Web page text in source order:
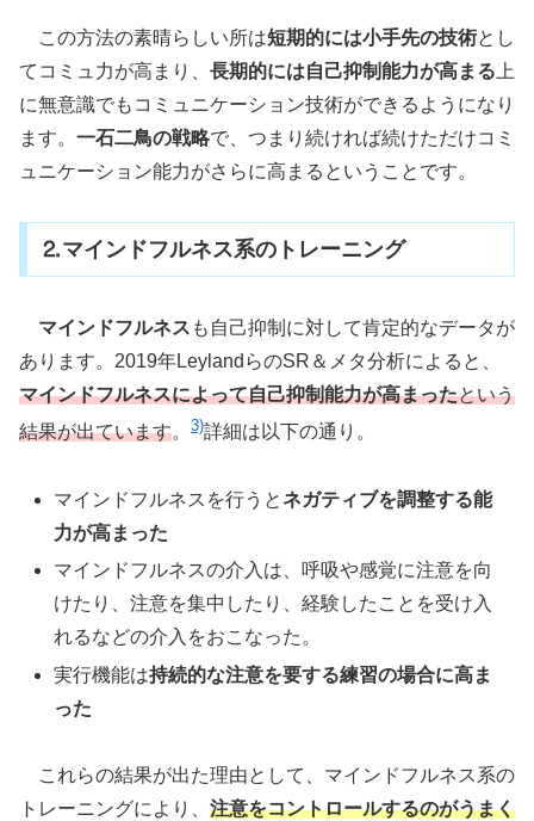
この方法の素晴らしい所は短期的には小手先の技術とし
てコミュ力が高まり、 長期的には自己抑制能力が高まる 上
に無意識でもコミュニケーション技術ができるようになり
ます。 一石二鳥の戦略で、つまり続ければ続けただけコミ
ュニケーション能力がさらに高まるということです。
⒉マインドフルネス系のトレーニング
マインドフルネス も自己抑制に対して肯定的なデータが
あります。2019年LeylandらのSR＆メタ分析によると、
マインドフルネスによって自己抑制能力が高まったという
結果が出ています。 3)詳細は以下の通り。
マインドフルネスを行うとネガティブを調整する能
力が高まった
マインドフルネスの介入は、呼吸や感覚に注意を向
けたり、注意を集中したり、経験したことを受け入
れるなどの介入をおこなった。
実行機能は持続的な注意を要する練習の場合に高ま
った
これらの結果が出た理由として、マインドフルネス系の
トレーニングにより、 注意をコントロールするのがうまく